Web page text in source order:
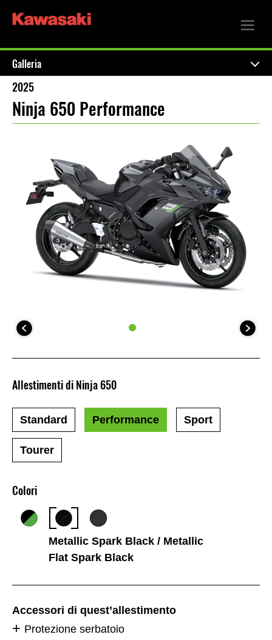
Galleria
2025
Ninja 650 Performance
Colori
Metallic Spark Black / Metallic
Flat Spark Black
Allestimenti di Ninja 650
Standard Performance Sport
Tourer
Accessori di quest’allestimento
Protezione serbatoio